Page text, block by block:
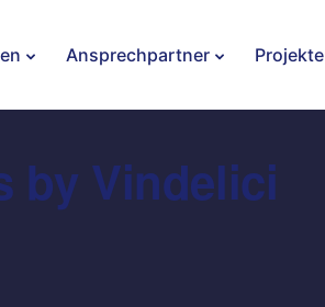
Ansprechpartner Projekte
by Vindelici